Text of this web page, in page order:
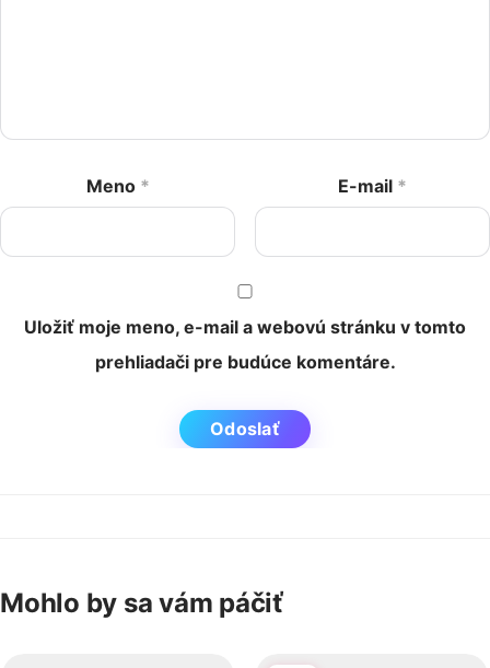
Meno * E-mail *
Uložiť moje meno, e-mail a webovú stránku v tomto
prehliadači pre budúce komentáre.
Mohlo by sa vám páčiť